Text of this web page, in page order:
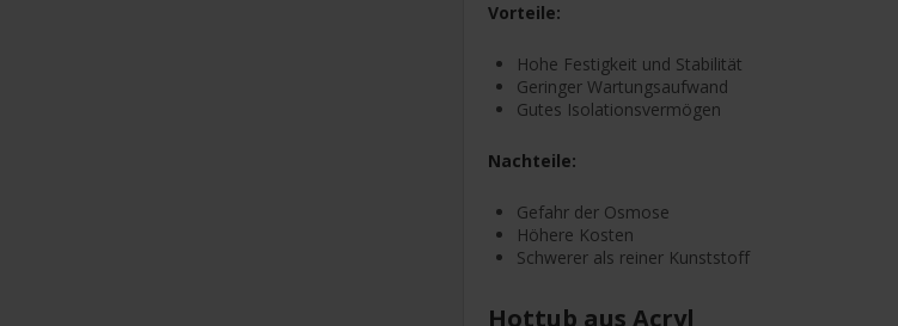
Vorteile:
Hohe Festigkeit und Stabilität
Geringer Wartungsaufwand
Gutes Isolationsvermögen
Nachteile:
Gefahr der Osmose
Höhere Kosten
Schwerer als reiner Kunststoff
Hottub aus Acryl